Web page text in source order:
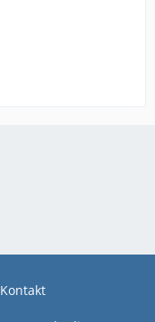
Kontakt